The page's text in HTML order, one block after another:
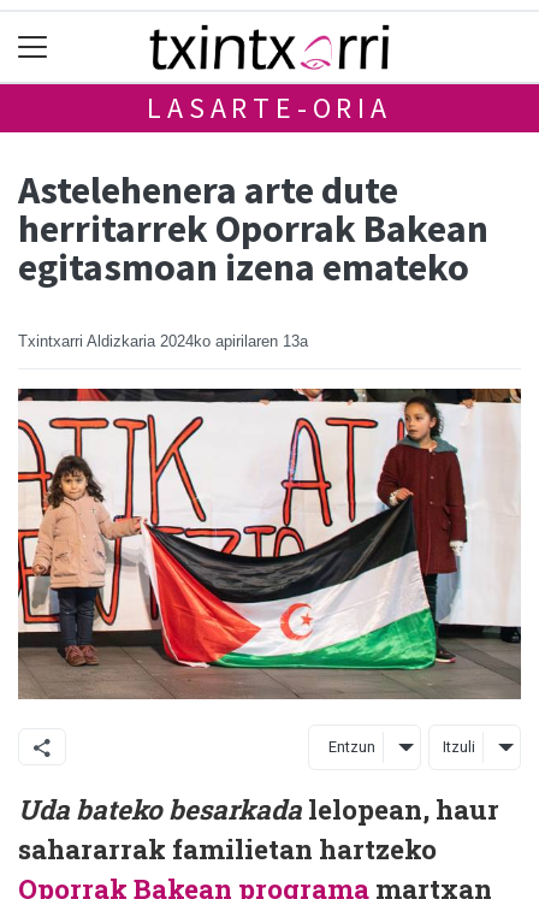
LASARTE-ORIA
Astelehenera arte dute
herritarrek Oporrak Bakean
egitasmoan izena emateko
Txintxarri Aldizkaria 2024ko apirilaren 13a
Entzun Itzuli
Uda bateko besarkada lelopean, haur
sahararrak familietan hartzeko
Oporrak Bakean programa martxan